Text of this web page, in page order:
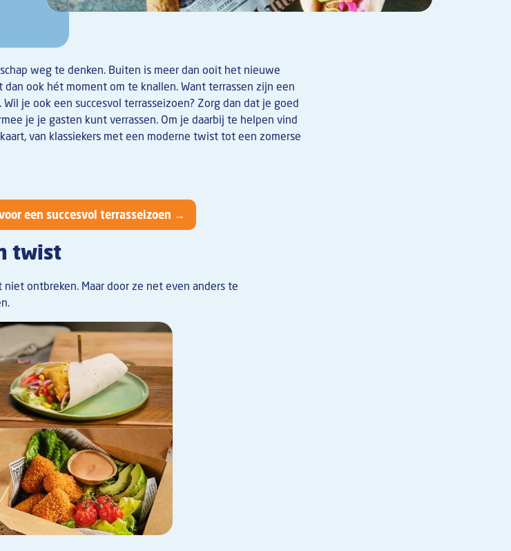
weg te denken. Buiten is meer dan ooit het nieuwe
ook hét moment om te knallen. Want terrassen zijn een
je ook een succesvol terrasseizoen? Zorg dan dat je goed
je je gasten kunt verrassen. Om je daarbij te helpen vind
van klassiekers met een moderne twist tot een zomerse
een succesvol terrasseizoen →
twist
ontbreken. Maar door ze net even anders te